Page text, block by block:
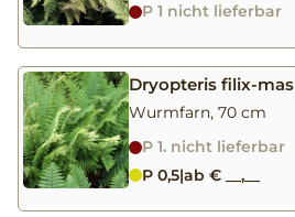
P 1 nicht lieferbar
Dryopteris filix-mas
Wurmfarn, 70 cm
P 1. nicht lieferbar
P 0,5|ab € __,__